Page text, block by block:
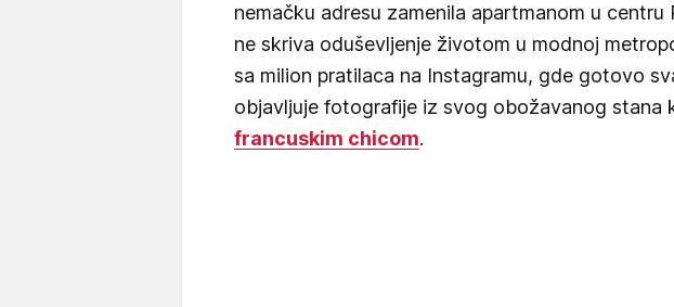
nemačku adresu zamenila apartmanom u centru
ne skriva oduševljenje životom u modnoj
sa milion pratilaca na Instagramu, gde gotovo
objavljuje fotografije iz svog obožavanog stana
francuskim chicom.